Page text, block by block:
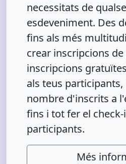
necessitats de
esdeveniment. Des
fins als més
crear inscripcions
inscripcions
als teus
nombre d'inscrits a
fins i tot fer el
participants.
Més